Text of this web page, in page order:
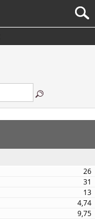
26
31
13
4,74
9,75